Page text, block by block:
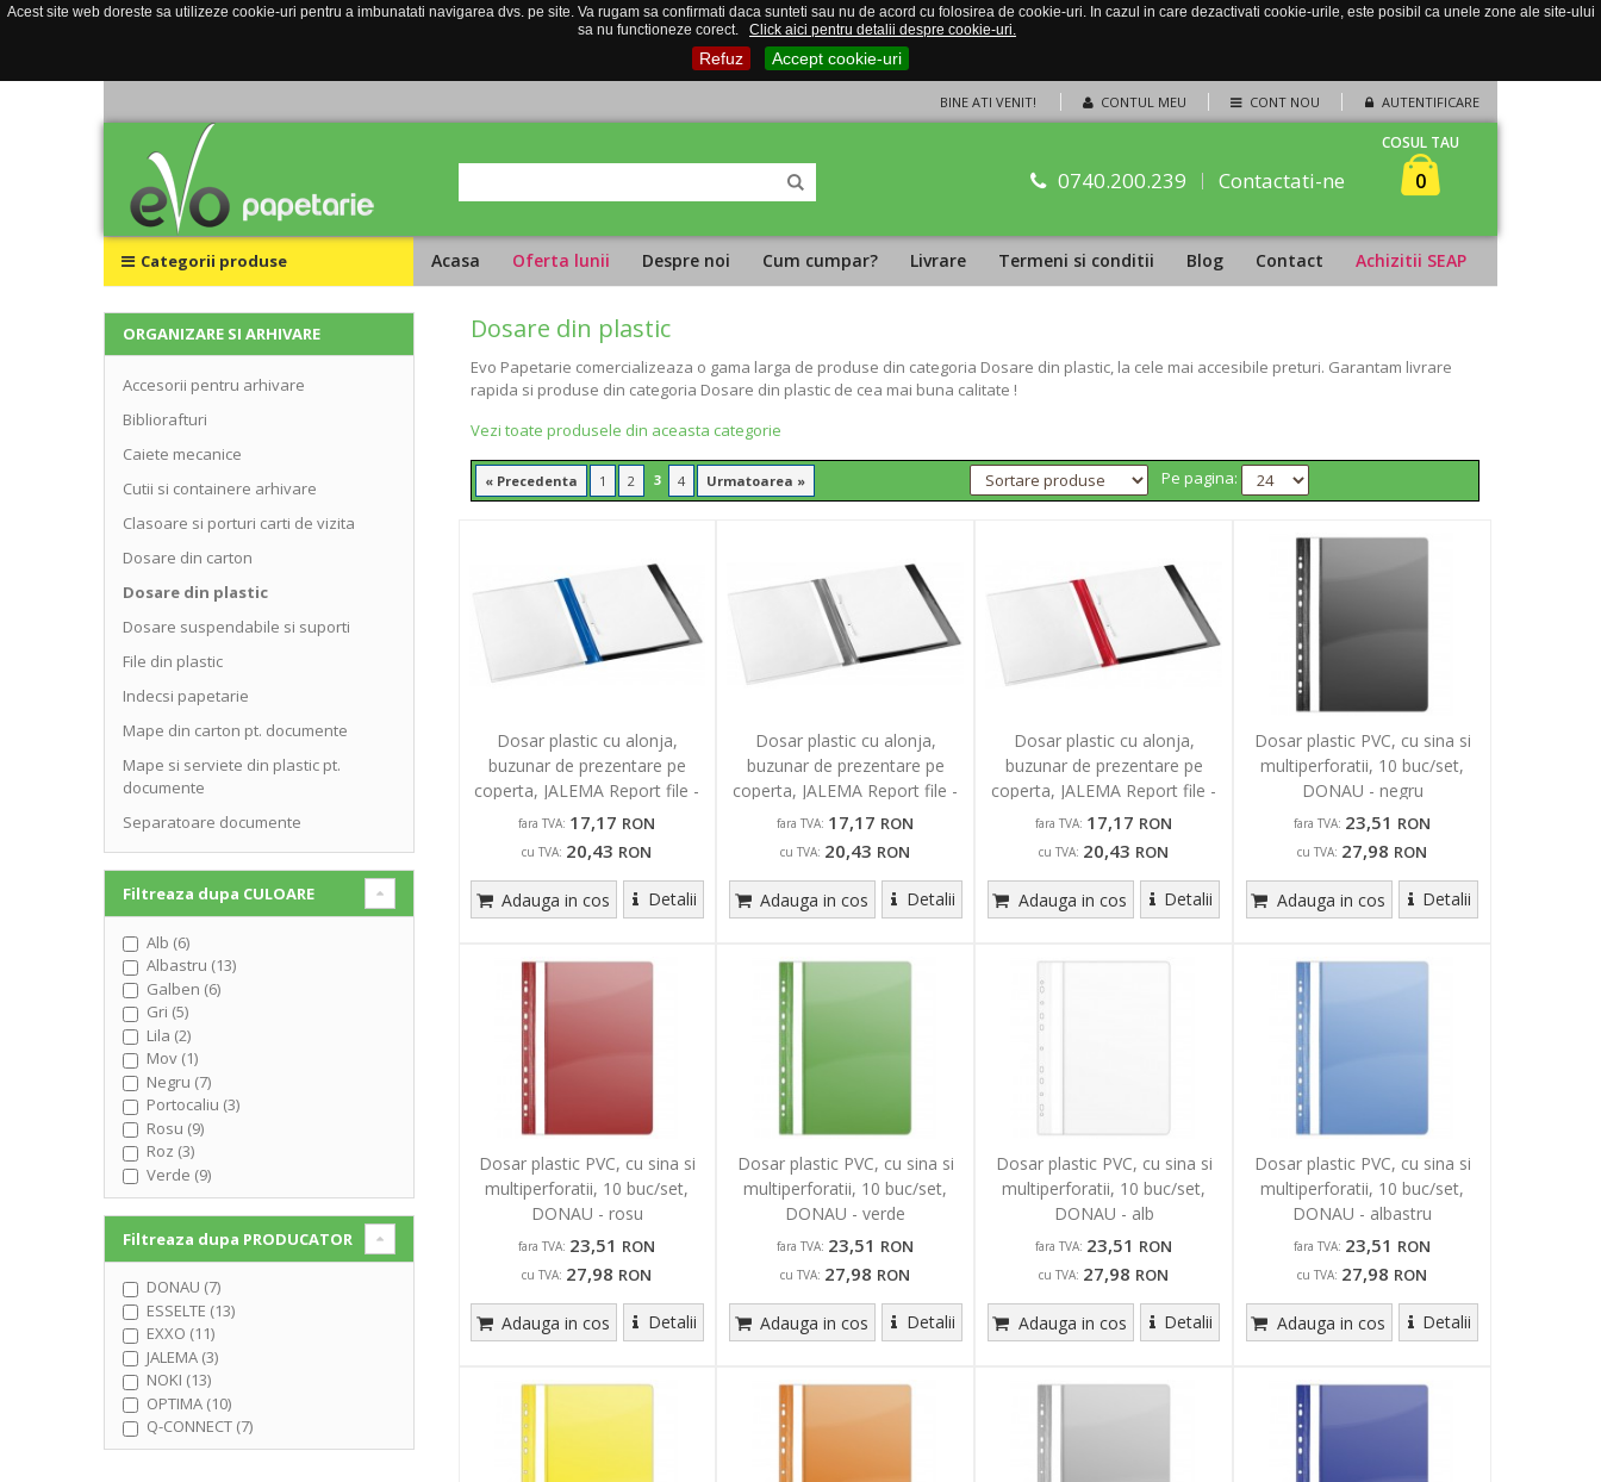
Acest site web doreste sa utilizeze cookie-uri pentru a imbunatati navigarea dvs. pe site. Va rugam sa confirmati daca sunteti sau nu de acord cu folosirea de cookie-uri. In cazul in care dezactivati cookie-urile, este posibil ca unele zone ale site-ului
sa nu functioneze corect.
Click aici pentru detalii despre cookie-uri.
Refuz Accept cookie-uri
CONTUL MEU CONT NOU AUTENTIFICARE
BINE ATI VENIT!
0740.200.239 Contactati-ne
COSUL TAU
0
Categorii produse Acasa Oferta lunii Despre noi Cum cumpar? Livrare Termeni si conditii Blog Contact Achizitii SEAP
Dosare din plastic
Evo Papetarie comercializeaza o gama larga de produse din categoria Dosare din plastic, la cele mai accesibile preturi. Garantam livrare
rapida si produse din categoria Dosare din plastic de cea mai buna calitate !
Vezi toate produsele din aceasta categorie
« Precedenta 1 2 3 4 Urmatoarea » Pe pagina:
Dosar plastic cu alonja,
buzunar de prezentare pe
coperta, JALEMA Report file -
albastru
fara TVA: 17,17 RON
cu TVA: 20,43 RON
Adauga in cos Detalii
Dosar plastic cu alonja,
buzunar de prezentare pe
coperta, JALEMA Report file -
gri
fara TVA: 17,17 RON
cu TVA: 20,43 RON
Adauga in cos Detalii
Dosar plastic cu alonja,
buzunar de prezentare pe
coperta, JALEMA Report file -
rosu
fara TVA: 17,17 RON
cu TVA: 20,43 RON
Adauga in cos Detalii
Dosar plastic PVC, cu sina si
multiperforatii, 10 buc/set,
DONAU - negru
fara TVA: 23,51 RON
cu TVA: 27,98 RON
Adauga in cos Detalii
Dosar plastic PVC, cu sina si
multiperforatii, 10 buc/set,
DONAU - rosu
fara TVA: 23,51 RON
cu TVA: 27,98 RON
Adauga in cos Detalii
Dosar plastic PVC, cu sina si
multiperforatii, 10 buc/set,
DONAU - verde
fara TVA: 23,51 RON
cu TVA: 27,98 RON
Adauga in cos Detalii
Dosar plastic PVC, cu sina si
multiperforatii, 10 buc/set,
DONAU - alb
fara TVA: 23,51 RON
cu TVA: 27,98 RON
Adauga in cos Detalii
Dosar plastic PVC, cu sina si
multiperforatii, 10 buc/set,
DONAU - albastru
fara TVA: 23,51 RON
cu TVA: 27,98 RON
Adauga in cos Detalii
ORGANIZARE SI ARHIVARE
Accesorii pentru arhivare
Bibliorafturi
Caiete mecanice
Cutii si containere arhivare
Clasoare si porturi carti de vizita
Dosare din carton
Dosare din plastic
Dosare suspendabile si suporti
File din plastic
Indecsi papetarie
Mape din carton pt. documente
Mape si serviete din plastic pt.
documente
Separatoare documente
Filtreaza dupa CULOARE
Alb (6)
Albastru (13)
Galben (6)
Gri (5)
Lila (2)
Mov (1)
Negru (7)
Portocaliu (3)
Rosu (9)
Roz (3)
Verde (9)
Filtreaza dupa PRODUCATOR
DONAU (7)
ESSELTE (13)
EXXO (11)
JALEMA (3)
NOKI (13)
OPTIMA (10)
Q-CONNECT (7)